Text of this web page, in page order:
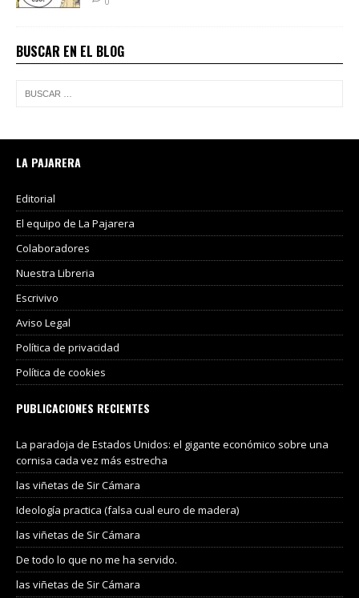
BUSCAR EN EL BLOG
LA PAJARERA
Editorial
El equipo de La Pajarera
Colaboradores
Nuestra Libreria
Escrivivo
Aviso Legal
Política de privacidad
Política de cookies
PUBLICACIONES RECIENTES
La paradoja de Estados Unidos: el gigante económico sobre una
cornisa cada vez más estrecha
las viñetas de Sir Cámara
Ideología practica (falsa cual euro de madera)
las viñetas de Sir Cámara
De todo lo que no me ha servido.
las viñetas de Sir Cámara